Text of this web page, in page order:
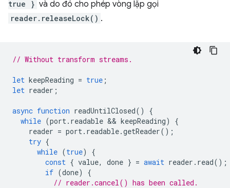
true } và do đó cho phép vòng lặp gọi
reader.releaseLock() .
// Without transform streams.
let keepReading = true ;
let reader ;
async function readUntilClosed()
{
while (port. readable && keepReading)
{
reader = port. readable.getReader();
try {
while (true)
{
const { value, done } = await reader . read();
if (done)
{
// reader.cancel() has been called.